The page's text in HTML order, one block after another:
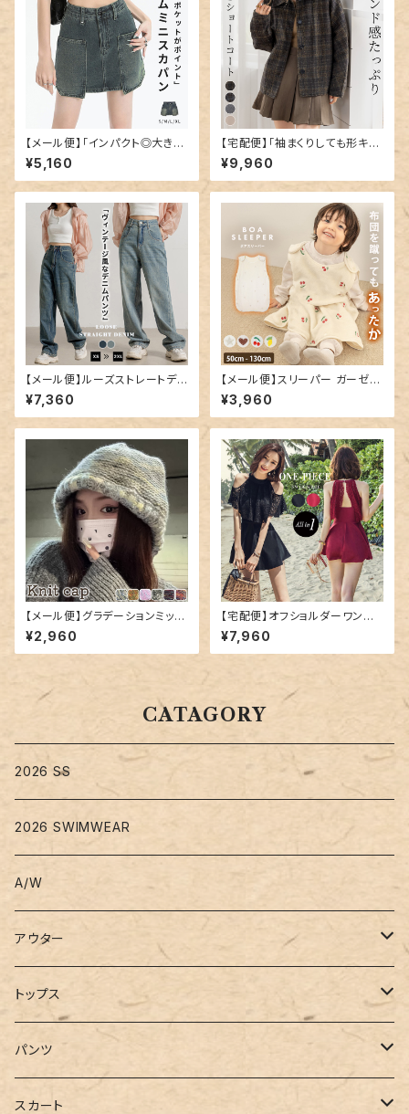
【メール便】「インパクト◎大き目
ポケット」デニム ミニスカート 韓
国ファッション デニムスカート ミ
ニ／skirt070
¥5,160
【宅配便】「袖まくりしても形キー
プ」コート ショート丈 レディース
きれいめ 長袖／tops2300
¥9,960
【メール便】ルーズストレートデニ
ム／pants547
¥7,360
【メール便】スリーパー ガーゼ フ
リース キッズ 女の子／kidsto
ps016
¥3,960
【メール便】グラデーションミック
スカラーニット帽／hat300
¥2,960
【宅配便】オフショルダーワンピ
ース／hys1768
¥7,960
CATAGORY
2026 SS
2026 SWIMWEAR
A/W
アウター
コート
ジャケット
ブルゾン
トップス
Tシャツ
カットソー
パンツ
デニム
スカート